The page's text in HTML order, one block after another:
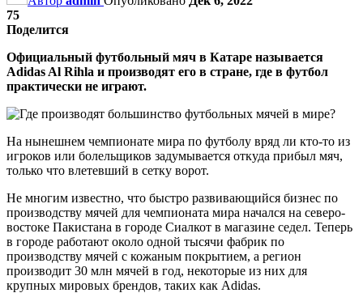
75
Поделится
Официальный футбольный мяч в Катаре называется
Adidas Al Rihla и производят его в стране, где в футбол
практически не играют.
На нынешнем чемпионате мира по футболу вряд ли кто-то из
игроков или болельщиков задумывается откуда прибыл мяч,
только что влетевший в сетку ворот.
Не многим известно, что быстро развивающийся бизнес по
производству мячей для чемпионата мира начался на северо-
востоке Пакистана в городе Сиалкот в магазине седел. Теперь
в городе работают около одной тысячи фабрик по
производству мячей с кожаным покрытием, а регион
производит 30 млн мячей в год, некоторые из них для
крупных мировых брендов, таких как Adidas.